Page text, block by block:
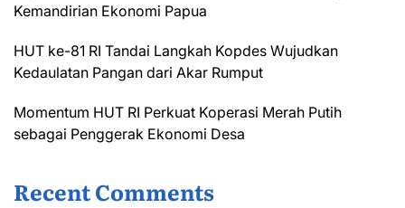
Kemandirian Ekonomi Papua
HUT ke-81 RI Tandai Langkah Kopdes Wujudkan
Kedaulatan Pangan dari Akar Rumput
Momentum HUT RI Perkuat Koperasi Merah Putih
sebagai Penggerak Ekonomi Desa
Recent Comments